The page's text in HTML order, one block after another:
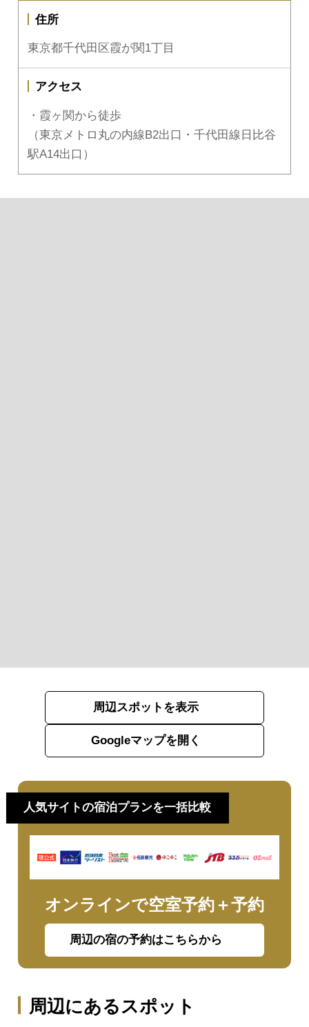
住所
東京都千代田区霞が関1丁目
アクセス
・霞ヶ関から徒歩
（東京メトロ丸の内線B2出口・千代田線日比谷
駅A14出口）
周辺スポットを表示
Googleマップを開く
人気サイトの宿泊プランを一括比較
オンラインで空室予約＋予約
周辺の宿の予約はこちらから
周辺にあるスポット